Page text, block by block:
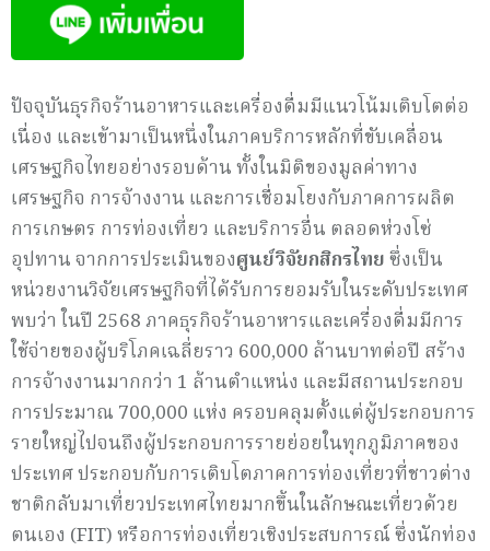
ปัจจุบันธุรกิจร้านอาหารและเครื่องดื่มมีแนวโน้มเติบโตต่อ
เนื่อง และเข้ามาเป็นหนึ่งในภาคบริการหลักที่ขับเคลื่อน
เศรษฐกิจไทยอย่างรอบด้าน ทั้งในมิติของมูลค่าทาง
เศรษฐกิจ การจ้างงาน และการเชื่อมโยงกับภาคการผลิต
การเกษตร การท่องเที่ยว และบริการอื่น ตลอดห่วงโซ่
อุปทาน จากการประเมินของศูนย์วิจัยกสิกรไทยซึ่งเป็น
หน่วยงานวิจัยเศรษฐกิจที่ได้รับการยอมรับในระดับประเทศ
พบว่า ในปี 2568 ภาคธุรกิจร้านอาหารและเครื่องดื่มมีการ
ใช้จ่ายของผู้บริโภคเฉลี่ยราว 600,000 ล้านบาทต่อปี สร้าง
การจ้างงานมากกว่า 1 ล้านตำแหน่ง และมีสถานประกอบ
การประมาณ 700,000 แห่ง ครอบคลุมตั้งแต่ผู้ประกอบการ
รายใหญ่ไปจนถึงผู้ประกอบการรายย่อยในทุกภูมิภาคของ
ประเทศ ประกอบกับการเติบโตภาคการท่องเที่ยวที่ชาวต่าง
ชาติกลับมาเที่ยวประเทศไทยมากขึ้นในลักษณะเที่ยวด้วย
ตนเอง (FIT) หรือการท่องเที่ยวเชิงประสบการณ์ ซึ่งนักท่อง